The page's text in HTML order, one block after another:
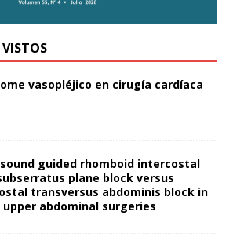
vasopléjico en cirugía cardíaca
guided rhomboid intercostal
plane block versus
transversus abdominis block in
upper abdominal surgeries